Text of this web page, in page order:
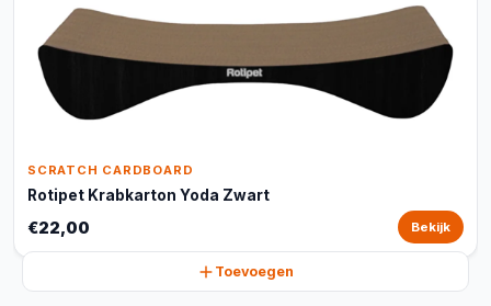
SCRATCH CARDBOARD
Rotipet Krabkarton Yoda Zwart
€22,00 Bekijk
Toevoegen